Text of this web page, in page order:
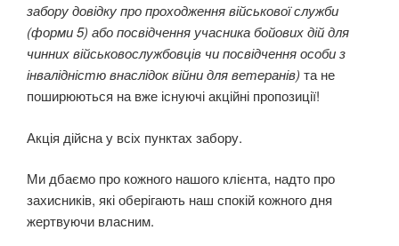
забору довідку про проходження військової служби
(форми 5) або посвідчення учасника бойових дій для
чинних військовослужбовців чи посвідчення особи з
інвалідністю внаслідок війни для ветеранів) та не
поширюються на вже існуючі акційні пропозиції!
Акція дійсна у всіх пунктах забору.
Ми дбаємо про кожного нашого клієнта, надто про
захисників, які оберігають наш спокій кожного дня
жертвуючи власним.